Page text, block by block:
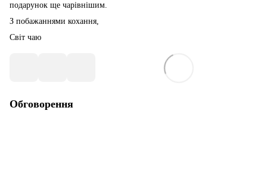
подарунок ще чарівнішим.
З побажаннями кохання,
Світ чаю
Обговорення